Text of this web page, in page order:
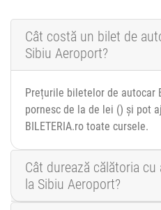
Cât costă un bilet de
Sibiu Aeroport?
Prețurile biletelor de autocar
pornesc de la de lei () și pot
BILETERIA.ro toate cursele.
Cât durează călătoria
la Sibiu Aeroport?